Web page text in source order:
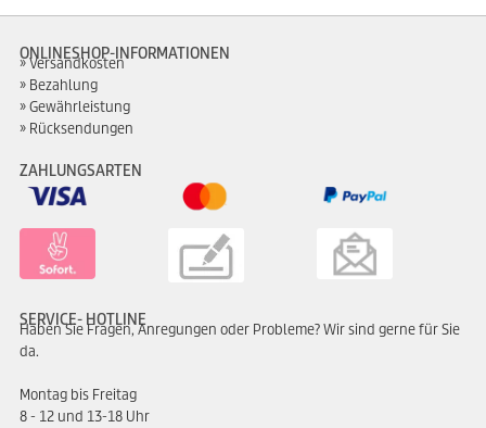
ONLINESHOP-INFORMATIONEN
Versandkosten
Bezahlung
Gewährleistung
Rücksendungen
ZAHLUNGSARTEN
SERVICE- HOTLINE
Haben Sie Fragen, Anregungen oder Probleme? Wir sind gerne für Sie
da.
Montag bis Freitag
8 - 12 und 13-18 Uhr